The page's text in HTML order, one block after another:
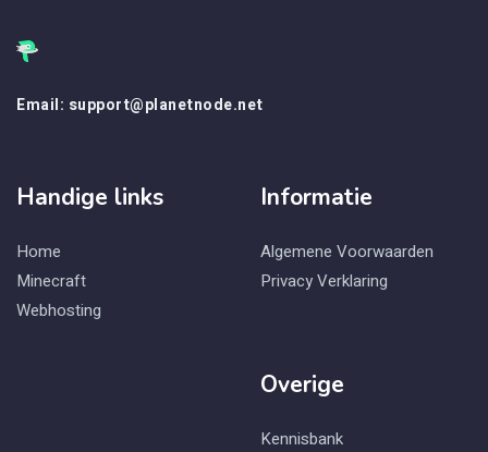
Email: support@planetnode.net
Handige links
Home
Minecraft
Webhosting
Informatie
Algemene Voorwaarden
Privacy Verklaring
Overige
Kennisbank